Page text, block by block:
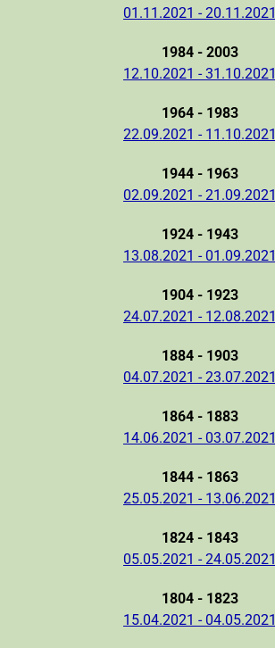
01.11.2021 - 20.11.2021
1984 - 2003
12.10.2021 - 31.10.2021
1964 - 1983
22.09.2021 - 11.10.2021
1944 - 1963
02.09.2021 - 21.09.2021
1924 - 1943
13.08.2021 - 01.09.2021
1904 - 1923
24.07.2021 - 12.08.2021
1884 - 1903
04.07.2021 - 23.07.2021
1864 - 1883
14.06.2021 - 03.07.2021
1844 - 1863
25.05.2021 - 13.06.2021
1824 - 1843
05.05.2021 - 24.05.2021
1804 - 1823
15.04.2021 - 04.05.2021